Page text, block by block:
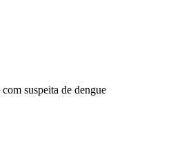
suspeita de dengue